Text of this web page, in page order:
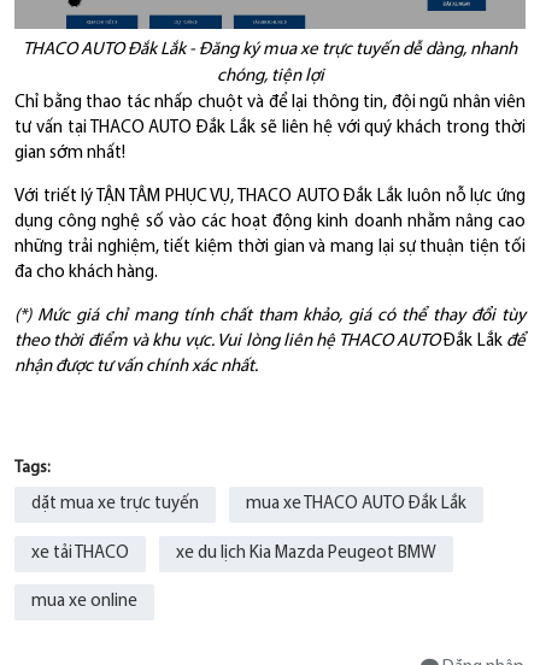
THACO AUTO Đắk Lắk - Đăng ký mua xe trực tuyến dễ dàng, nhanh
chóng, tiện lợi
Chỉ bằng thao tác nhấp chuột và để lại thông tin, đội ngũ nhân viên
tư vấn tại THACO AUTO Đắk Lắk sẽ liên hệ với quý khách trong thời
gian sớm nhất!
Với triết lý TẬN TÂM PHỤC VỤ, THACO AUTO Đắk Lắk luôn nỗ lực ứng
dụng công nghệ số vào các hoạt động kinh doanh nhằm nâng cao
những trải nghiệm, tiết kiệm thời gian và mang lại sự thuận tiện tối
đa cho khách hàng.
(*) Mức giá chỉ mang tính chất tham khảo, giá có thể thay đổi tùy
theo thời điểm và khu vực. Vui lòng liên hệ THACO AUTOĐắk Lắk để
nhận được tư vấn chính xác nhất.
Tags:
dặt mua xe trực tuyến
mua xe THACO AUTO Đắk Lắk
xe tải THACO xe du lịch Kia Mazda Peugeot BMW
mua xe online